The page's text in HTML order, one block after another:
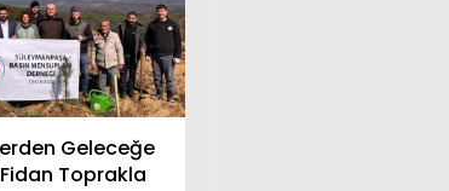
Geleceğe
Toprakla